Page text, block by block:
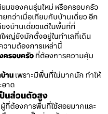
มของคนรุ่นใหม่ หรือครอบครัว
ยกว่าเมื่อเทียบกับบ้านเดี่ยว อีก
งบ้านเดี่ยวแต่ในพื้นที่ที่
หญ่ยังมักตั้งอยู่ในทำเลที่เดิน
ามต้องการเหล่านี้
ครอบครัว ที่ต้องการความคุ้ม
าน เพราะมีพื้นที่ไม่มากนัก ทำให้
าด
นส่วนตัวสูง
ที่ต้องการพื้นที่ใช้สอยมากและ